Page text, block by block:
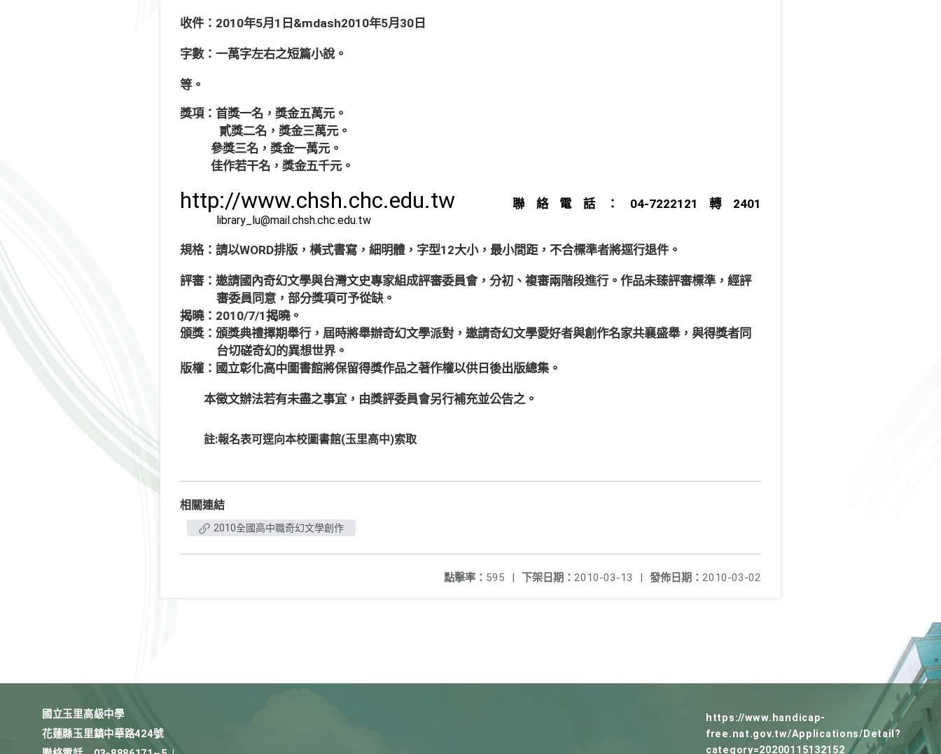
收件：2010年5月1日&mdash2010年5月30日
字數：一萬字左右之短篇小說。
等。
獎項：首獎一名，獎金五萬元。
貳獎二名，獎金三萬元。
參獎三名，獎金一萬元。
佳作若干名，獎金五千元。
http://www.chsh.chc.edu.tw 聯絡電話：04-7222121轉2401
library_lu@mail.chsh.chc.edu.tw
規格：請以WORD排版，橫式書寫，細明體，字型12大小，最小間距，不合標準者將逕行退件。
評審：邀請國內奇幻文學與台灣文史專家組成評審委員會，分初、複審兩階段進行。作品未臻評審標準，經評
審委員同意，部分獎項可予從缺。
揭曉：2010/7/1揭曉。
頒獎：頒獎典禮擇期舉行，屆時將舉辦奇幻文學派對，邀請奇幻文學愛好者與創作名家共襄盛舉，與得獎者同
台切磋奇幻的異想世界。
版權：國立彰化高中圖書館將保留得獎作品之著作權以供日後出版總集。
本徵文辦法若有未盡之事宜，由獎評委員會另行補充並公告之。
註:報名表可逕向本校圖書館(玉里高中)索取
相關連結
2010全國高中職奇幻文學創作
發佈日期： 2010-03-02
下架日期： 2010-03-13 |
點擊率： 595 |
國立玉里高級中學
花蓮縣玉里鎮中華路424號
https://www.handicap-
free.nat.gov.tw/Applications/Detail?
category=20200115132152